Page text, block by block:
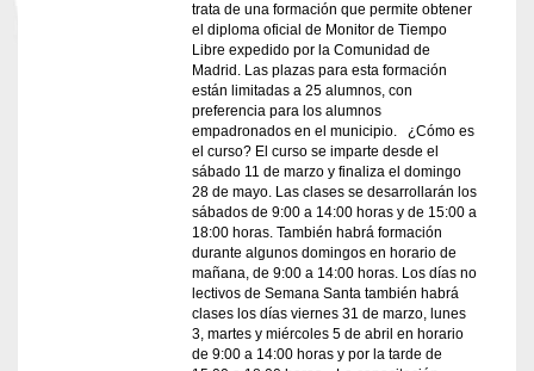
trata de una formación que permite obtener
el diploma oficial de Monitor de Tiempo
Libre expedido por la Comunidad de
Madrid. Las plazas para esta formación
están limitadas a 25 alumnos, con
preferencia para los alumnos
empadronados en el municipio. ¿Cómo es
el curso? El curso se imparte desde el
sábado 11 de marzo y finaliza el domingo
28 de mayo. Las clases se desarrollarán los
sábados de 9:00 a 14:00 horas y de 15:00 a
18:00 horas. También habrá formación
durante algunos domingos en horario de
mañana, de 9:00 a 14:00 horas. Los días no
lectivos de Semana Santa también habrá
clases los días viernes 31 de marzo, lunes
3, martes y miércoles 5 de abril en horario
de 9:00 a 14:00 horas y por la tarde de